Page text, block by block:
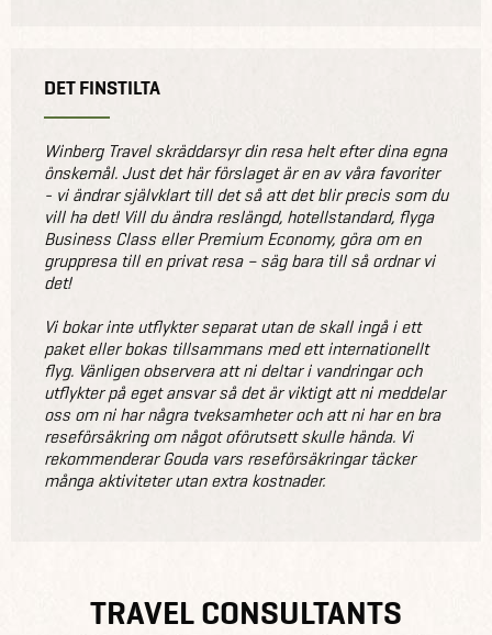
DET FINSTILTA
Winberg Travel skräddarsyr din resa helt efter dina egna
önskemål. Just det här förslaget är en av våra favoriter
- vi ändrar självklart till det så att det blir precis som du
vill ha det! Vill du ändra reslängd, hotellstandard, flyga
Business Class eller Premium Economy, göra om en
gruppresa till en privat resa – säg bara till så ordnar vi
det!
Vi bokar inte utflykter separat utan de skall ingå i ett
paket eller bokas tillsammans med ett internationellt
flyg. Vänligen observera att ni deltar i vandringar och
utflykter på eget ansvar så det är viktigt att ni meddelar
oss om ni har några tveksamheter och att ni har en bra
reseförsäkring om något oförutsett skulle hända. Vi
rekommenderar Gouda vars reseförsäkringar täcker
många aktiviteter utan extra kostnader.
TRAVEL CONSULTANTS